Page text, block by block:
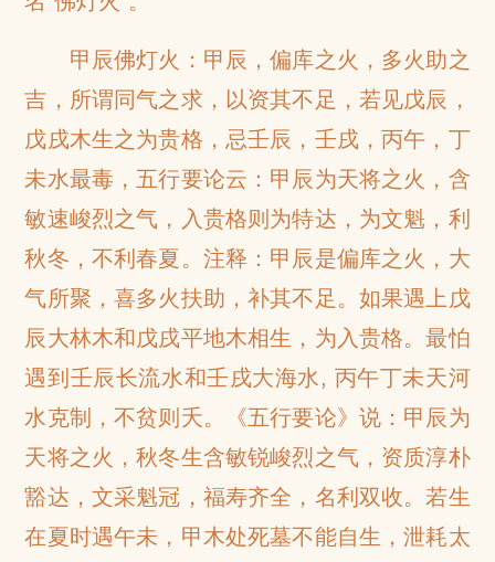
甲辰佛灯火：甲辰，偏库之火，多火助之
吉，所谓同气之求，以资其不足，若见戊辰，
戊戌木生之为贵格，忌壬辰，壬戌，丙午，丁
未水最毒，五行要论云：甲辰为天将之火，含
敏速峻烈之气，入贵格则为特达，为文魁，利
秋冬，不利春夏。注释：甲辰是偏库之火，大
气所聚，喜多火扶助，补其不足。如果遇上戊
辰大林木和戊戌平地木相生，为入贵格。最怕
遇到壬辰长流水和壬戌大海水, 丙午丁未天河
水克制，不贫则夭。《五行要论》说：甲辰为
天将之火，秋冬生含敏锐峻烈之气，资质淳朴
豁达，文采魁冠，福寿齐全，名利双收。若生
在夏时遇午未，甲木处死墓不能自生，泄耗太